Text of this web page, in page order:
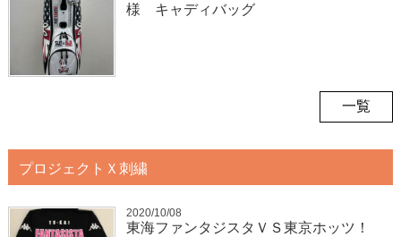
様 キャディバッグ
一覧
プロジェクトＸ刺繍
2020/10/08
東海ファンタジスタＶＳ東京ホッツ！